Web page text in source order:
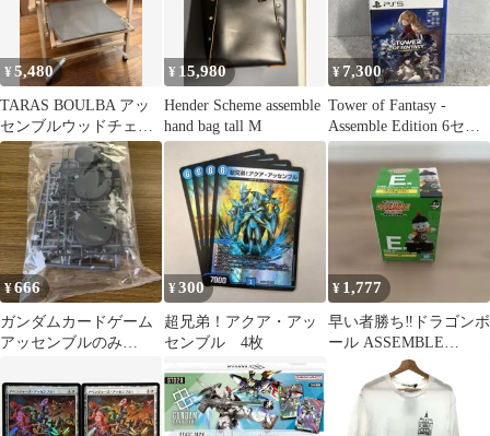
¥5,480
TARAS BOULBA アッ
センブルウッドチェア
木製チェア 収納ケース
付
¥ 15,980
Hender Scheme assemble
hand bag tall M
¥7,300
Tower of Fantasy -
Assemble Edition 6セッ
ト
¥666
ガンダムカードゲーム
アッセンブルのみ
¥300
超兄弟！アクア・アッ
センブル 4枚
¥ 1,777
早い者勝ち‼️ドラゴンボ
ール ASSEMBLE
COLLECTION E賞 餃子